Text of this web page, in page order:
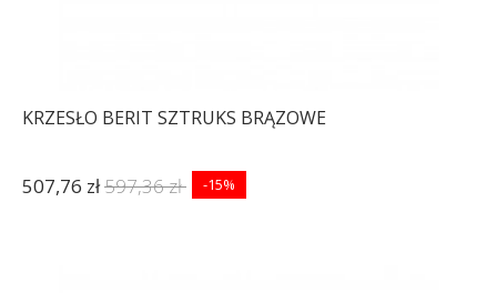
KRZESŁO BERIT SZTRUKS BRĄZOWE
507,76 zł597,36 zł -15%